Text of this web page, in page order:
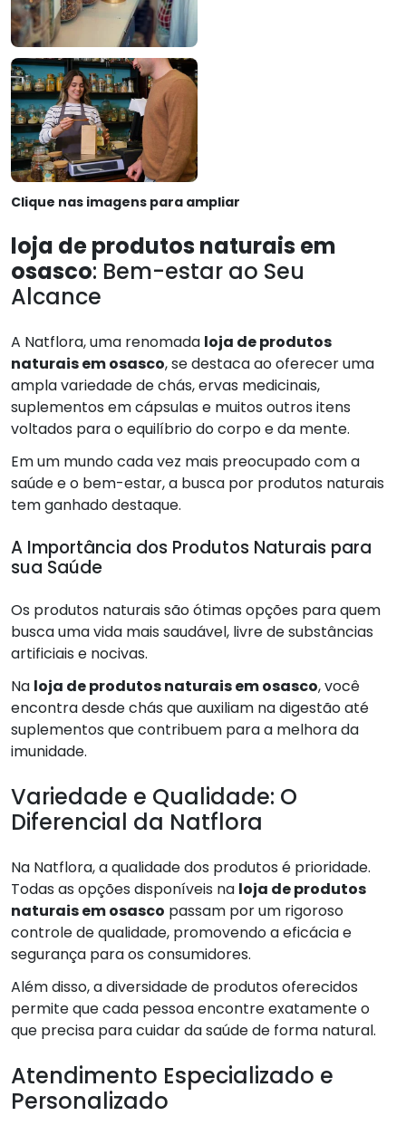
Clique nas imagens para ampliar
loja de produtos naturais em
osasco: Bem-estar ao Seu
Alcance
A Natflora, uma renomada loja de produtos
naturais em osasco, se destaca ao oferecer uma
ampla variedade de chás, ervas medicinais,
suplementos em cápsulas e muitos outros itens
voltados para o equilíbrio do corpo e da mente.
Em um mundo cada vez mais preocupado com a
saúde e o bem-estar, a busca por produtos naturais
tem ganhado destaque.
A Importância dos Produtos Naturais para
sua Saúde
Os produtos naturais são ótimas opções para quem
busca uma vida mais saudável, livre de substâncias
artificiais e nocivas.
Na loja de produtos naturais em osasco, você
encontra desde chás que auxiliam na digestão até
suplementos que contribuem para a melhora da
imunidade.
Variedade e Qualidade: O
Diferencial da Natflora
Na Natflora, a qualidade dos produtos é prioridade.
Todas as opções disponíveis na loja de produtos
naturais em osasco passam por um rigoroso
controle de qualidade, promovendo a eficácia e
segurança para os consumidores.
Além disso, a diversidade de produtos oferecidos
permite que cada pessoa encontre exatamente o
que precisa para cuidar da saúde de forma natural.
Atendimento Especializado e
Personalizado